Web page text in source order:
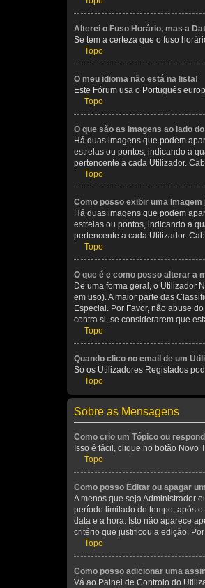
Alterei o Fuso Horário, mas a
Se tem a certeza que o fuso
Topo
O meu idioma não está na lista!
Este Fórum usa o Português
Topo
O que são as imagens ao lado
Há duas imagens que podem
estrelas ou pontos, indicando a
pertencente a cada Utilizador.
Topo
Como posso exibir uma
Há duas imagens que podem
estrelas ou pontos, indicando a
pertencente a cada Utilizador.
Topo
O que é e como posso alterar a
De uma forma geral, o Utilizador
em uso). A maior parte das
Especial. Por Favor, não abuse
contra si, se considerarem que
Topo
Quando clico no email de um
Só os Utilizadores Registados
Topo
Sobre as Mensagens
Como crio um Tópico ou
Isso é fácil, clique no botão Novo
Topo
Como posso Editar ou apagar
A menos que seja Administrador
período limitado de tempo, após
data e a hora. Isto não aparece
critério que justificou a edição.
Topo
Como posso adicionar uma
Vá ao Painel de Controlo do